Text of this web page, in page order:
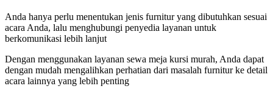
Anda hanya perlu menentukan jenis furnitur yang dibutuhkan sesuai
acara Anda, lalu menghubungi penyedia layanan untuk
berkomunikasi lebih lanjut
Dengan menggunakan layanan sewa meja kursi murah, Anda dapat
dengan mudah mengalihkan perhatian dari masalah furnitur ke detail
acara lainnya yang lebih penting